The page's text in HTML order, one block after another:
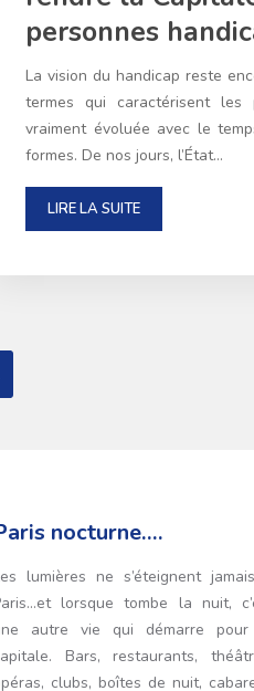
personnes
La vision du handicap reste
termes qui caractérisent les
vraiment évoluée avec le
formes. De nos jours, l’État…
LIRE LA SUITE
nocturne….
lumières ne s’éteignent
lorsque tombe la nuit,
autre vie qui démarre
Bars, restaurants,
clubs, boîtes de nuit,